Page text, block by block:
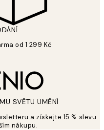
od 1 299 Kč
SVĚTU UMĚNÍ
a získejte 15 % slevu
nákupu.